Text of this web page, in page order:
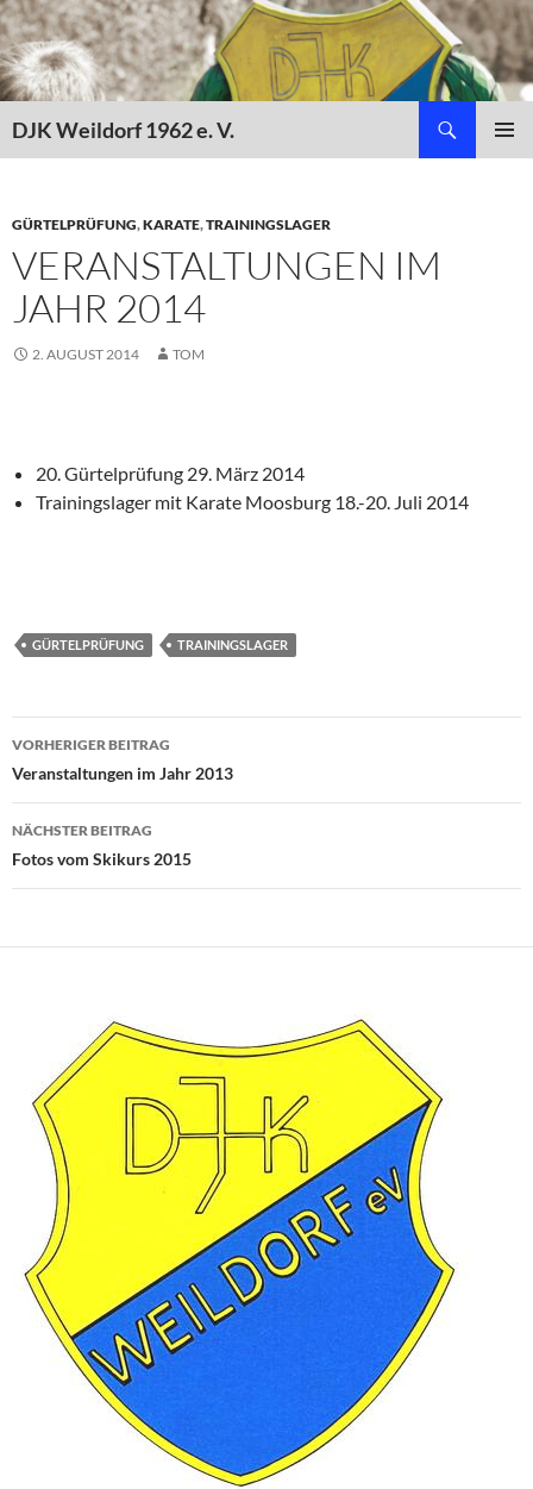
Zum
Inhalt
springen
DJK Weildorf 1962 e. V.
GÜRTELPRÜFUNG,KARATE,TRAININGSLAGER
VERANSTALTUNGEN IM
JAHR 2014
2. AUGUST 2014 TOM
20. Gürtelprüfung 29. März 2014
Trainingslager mit Karate Moosburg 18.-20. Juli 2014
GÜRTELPRÜFUNG TRAININGSLAGER
Beitragsnavigation
VORHERIGER BEITRAG
Veranstaltungen im Jahr 2013
NÄCHSTER BEITRAG
Fotos vom Skikurs 2015